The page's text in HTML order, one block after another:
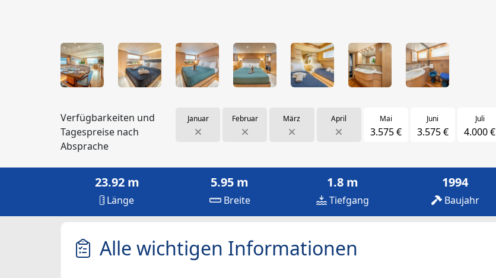
Verfügbarkeiten und
Tagespreise nach
Absprache
Januar Februar März April Mai
3.575 €
Juni
3.575 €
Juli
4.000 €
23.92 m
Länge
5.95 m
Breite
1.8 m
Tiefgang
1994
Baujahr
Alle wichtigen Informationen